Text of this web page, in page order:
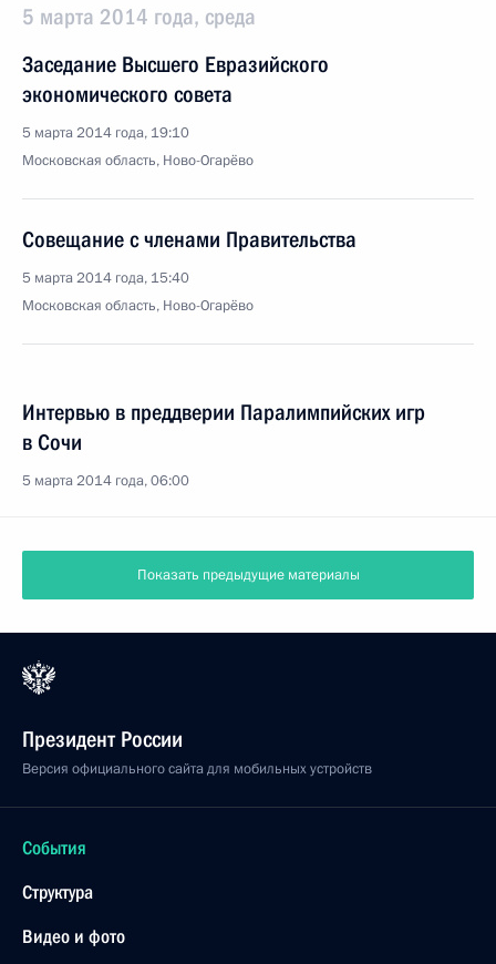
5 марта 2014 года, среда
Заседание Высшего Евразийского
экономического совета
5 марта 2014 года, 19:10
Московская область, Ново-Огарёво
Совещание с членами Правительства
5 марта 2014 года, 15:40
Московская область, Ново-Огарёво
Интервью в преддверии Паралимпийских игр
в Сочи
5 марта 2014 года, 06:00
Показать предыдущие материалы
Президент России
Версия официального сайта для мобильных устройств
События
Структура
Видео и фото